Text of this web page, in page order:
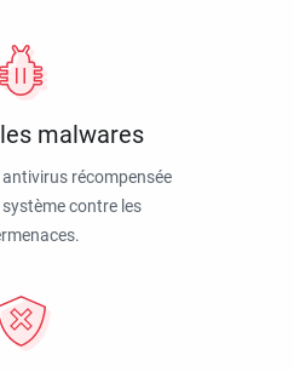
malwares
récompensée
contre les